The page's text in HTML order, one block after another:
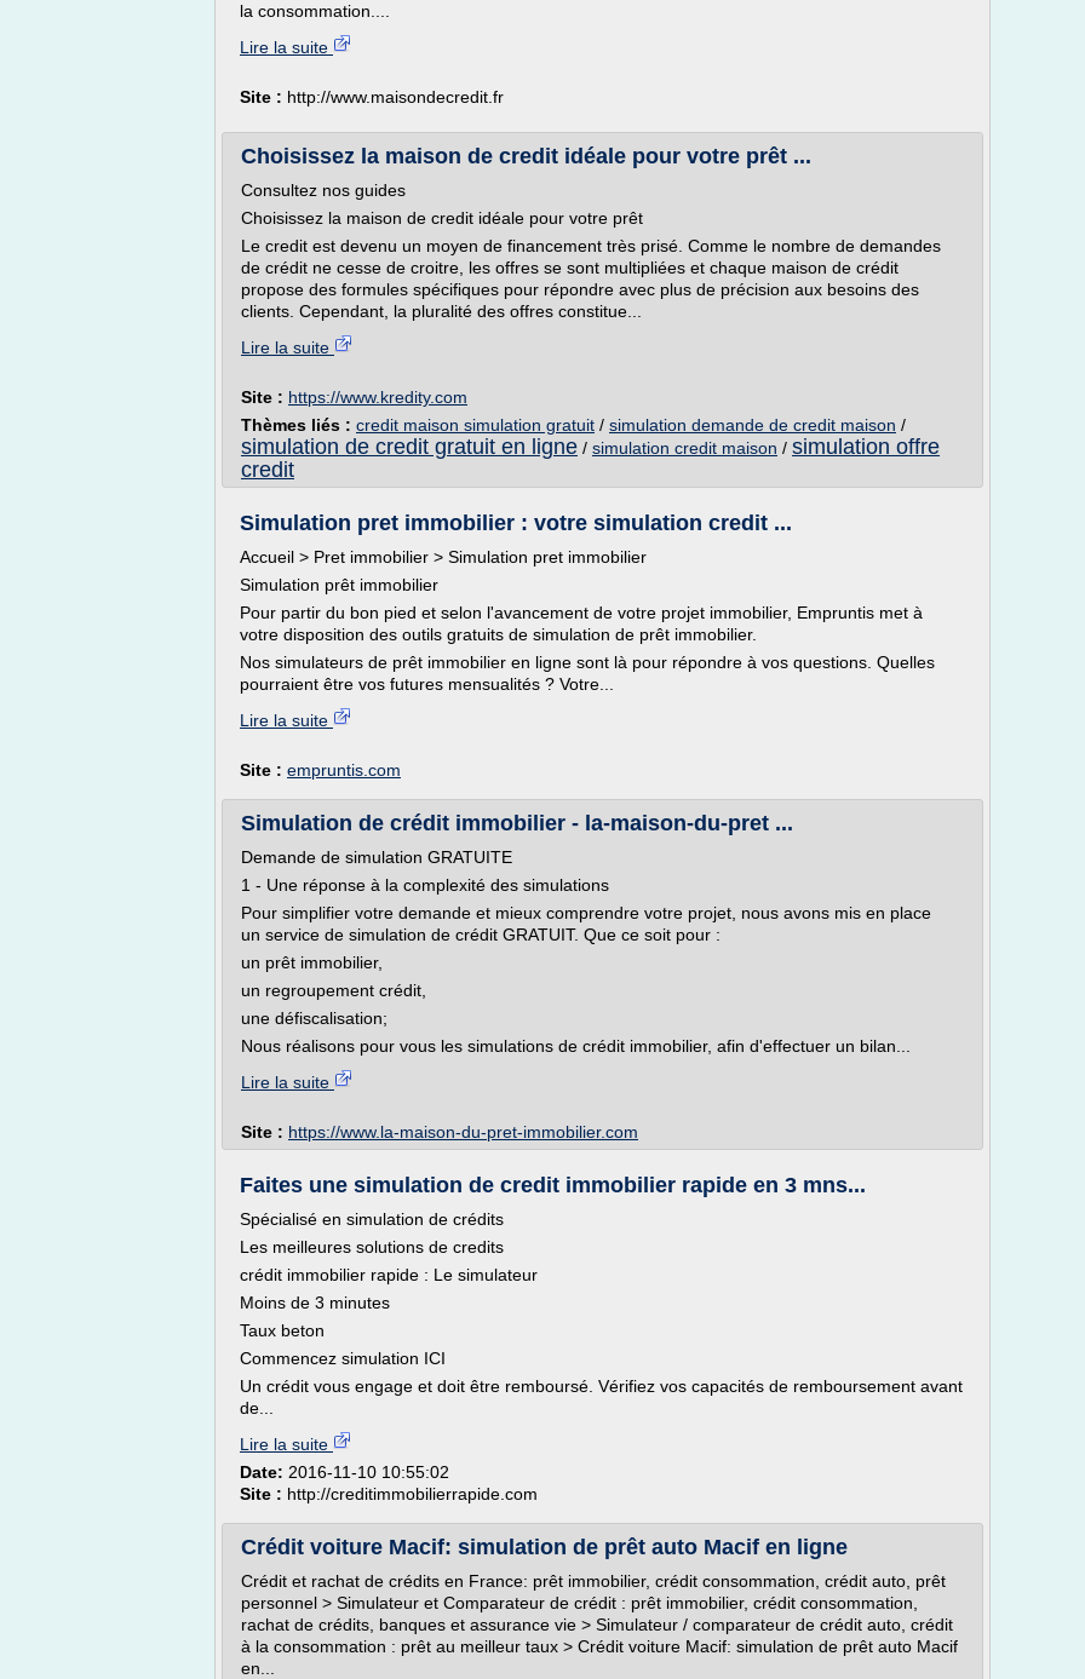
la consommation....
Lire la suite
Site : http://www.maisondecredit.fr
Choisissez la maison de credit idéale pour votre prêt ...
Consultez nos guides
Choisissez la maison de credit idéale pour votre prêt
Le credit est devenu un moyen de financement très prisé. Comme le nombre de demandes
de crédit ne cesse de croitre, les offres se sont multipliées et chaque maison de crédit
propose des formules spécifiques pour répondre avec plus de précision aux besoins des
clients. Cependant, la pluralité des offres constitue...
Lire la suite
Site : https://www.kredity.com
Thèmes liés : credit maison simulation gratuit / simulation demande de credit maison /
simulation de credit gratuit en ligne / simulation credit maison / simulation offre
credit
Simulation pret immobilier : votre simulation credit ...
Accueil > Pret immobilier > Simulation pret immobilier
Simulation prêt immobilier
Pour partir du bon pied et selon l'avancement de votre projet immobilier, Empruntis met à
votre disposition des outils gratuits de simulation de prêt immobilier.
Nos simulateurs de prêt immobilier en ligne sont là pour répondre à vos questions. Quelles
pourraient être vos futures mensualités ? Votre...
Lire la suite
Site : empruntis.com
Simulation de crédit immobilier - la-maison-du-pret ...
Demande de simulation GRATUITE
1 - Une réponse à la complexité des simulations
Pour simplifier votre demande et mieux comprendre votre projet, nous avons mis en place
un service de simulation de crédit GRATUIT. Que ce soit pour :
un prêt immobilier,
un regroupement crédit,
une défiscalisation;
Nous réalisons pour vous les simulations de crédit immobilier, afin d'effectuer un bilan...
Lire la suite
Site : https://www.la-maison-du-pret-immobilier.com
Faites une simulation de credit immobilier rapide en 3 mns...
Spécialisé en simulation de crédits
Les meilleures solutions de credits
crédit immobilier rapide : Le simulateur
Moins de 3 minutes
Taux beton
Commencez simulation ICI
Un crédit vous engage et doit être remboursé. Vérifiez vos capacités de remboursement avant
de...
Lire la suite
Date: 2016-11-10 10:55:02
Site : http://creditimmobilierrapide.com
Crédit voiture Macif: simulation de prêt auto Macif en ligne
Crédit et rachat de crédits en France: prêt immobilier, crédit consommation, crédit auto, prêt
personnel > Simulateur et Comparateur de crédit : prêt immobilier, crédit consommation,
rachat de crédits, banques et assurance vie > Simulateur / comparateur de crédit auto, crédit
à la consommation : prêt au meilleur taux > Crédit voiture Macif: simulation de prêt auto Macif
en...